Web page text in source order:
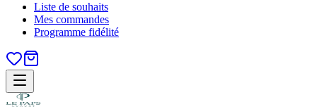
Liste de souhaits
Mes commandes
Programme fidélité